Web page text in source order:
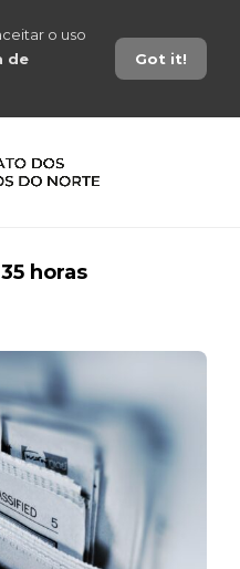
o uso
de
Got it!
35 horas